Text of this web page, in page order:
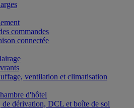
commandes
connectée
ventilation et climatisation
d'hôtel
de dérivation, DCL et boîte de sol